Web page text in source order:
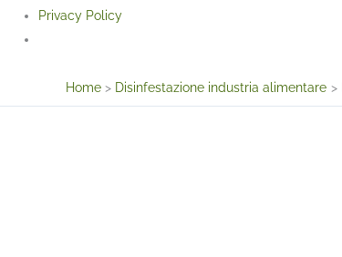
Privacy Policy
Home Disinfestazione industria alimentare